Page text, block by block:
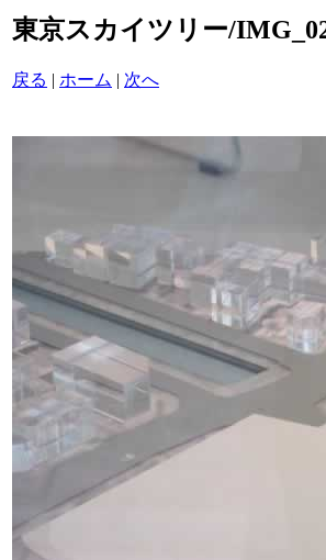
東京スカイツリー/
戻る | ホーム | 次へ